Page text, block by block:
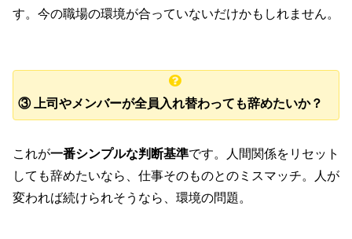
す。今の職場の環境が合っていないだけかもしれません。
③ 上司やメンバーが全員入れ替わっても辞めたいか？
これが一番シンプルな判断基準です。人間関係をリセット
しても辞めたいなら、仕事そのものとのミスマッチ。人が
変われば続けられそうなら、環境の問題。